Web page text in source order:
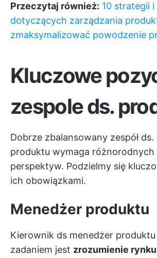
Przeczytaj również: 10 strategii
dotyczących zarządzania
zmaksymalizować powodzenie
Kluczowe
zespole ds.
Dobrze zbalansowany zespół
produktu wymaga różnorodnych
perspektyw. Podzielmy się
ich obowiązkami.
Menedżer produktu
Kierownik ds menedżer produktu
zadaniem jest zrozumienie